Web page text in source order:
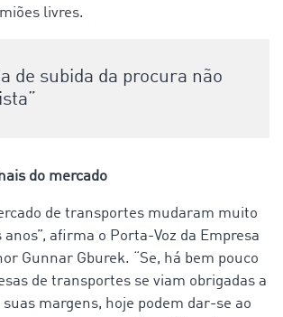
livres.
de subida da procura não
do mercado
de transportes mudaram muito
afirma o Porta-Voz da Empresa
Gunnar Gburek. “Se, há bem pouco
de transportes se viam obrigadas a
margens, hoje podem dar-se ao